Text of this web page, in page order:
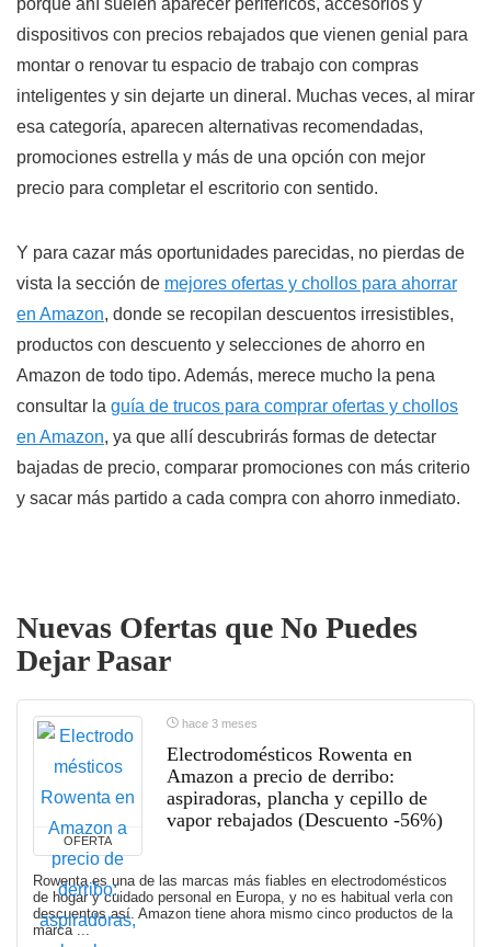
porque ahí suelen aparecer periféricos, accesorios y
dispositivos con precios rebajados que vienen genial para
montar o renovar tu espacio de trabajo con compras
inteligentes y sin dejarte un dineral. Muchas veces, al mirar
esa categoría, aparecen alternativas recomendadas,
promociones estrella y más de una opción con mejor
precio para completar el escritorio con sentido.
Y para cazar más oportunidades parecidas, no pierdas de
vista la sección de mejores ofertas y chollos para ahorrar
en Amazon, donde se recopilan descuentos irresistibles,
productos con descuento y selecciones de ahorro en
Amazon de todo tipo. Además, merece mucho la pena
consultar la guía de trucos para comprar ofertas y chollos
en Amazon, ya que allí descubrirás formas de detectar
bajadas de precio, comparar promociones con más criterio
y sacar más partido a cada compra con ahorro inmediato.
Nuevas Ofertas que No Puedes
Dejar Pasar
OFERTA
hace 3 meses
Electrodomésticos Rowenta en
Amazon a precio de derribo:
aspiradoras, plancha y cepillo de
vapor rebajados (Descuento -56%)
Rowenta es una de las marcas más fiables en electrodomésticos
de hogar y cuidado personal en Europa, y no es habitual verla con
descuentos así. Amazon tiene ahora mismo cinco productos de la
marca ...